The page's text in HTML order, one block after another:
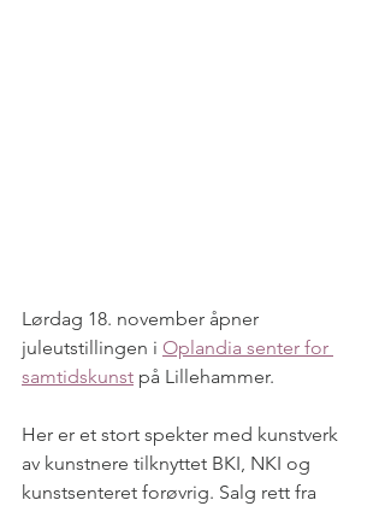
Lørdag 18. november åpner
juleutstillingen i Oplandia senter for
samtidskunst på Lillehammer.
Her er et stort spekter med kunstverk
av kunstnere tilknyttet BKI, NKI og
kunstsenteret forøvrig. Salg rett fra